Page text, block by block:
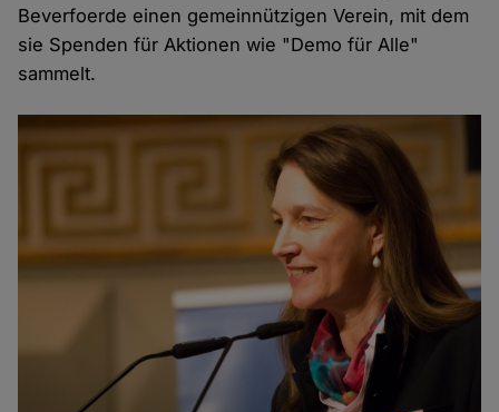
Beverfoerde einen gemeinnützigen Verein, mit dem
sie Spenden für Aktionen wie "Demo für Alle"
sammelt.